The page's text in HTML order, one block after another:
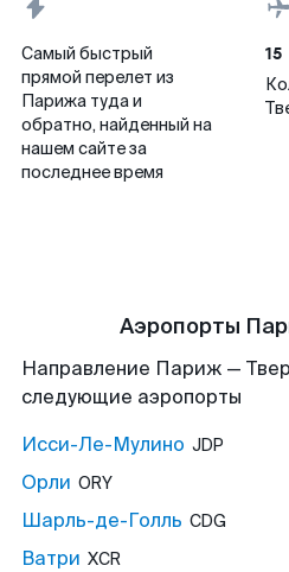
Самый быстрый
прямой перелет из
Парижа туда и
обратно, найденный на
нашем сайте за
последнее время
15
Аэропорты
Направление Париж —
следующие аэропорты
Исси-Ле-Мулино JDP
Орли ORY
Шарль-де-Голль CDG
Ватри XCR